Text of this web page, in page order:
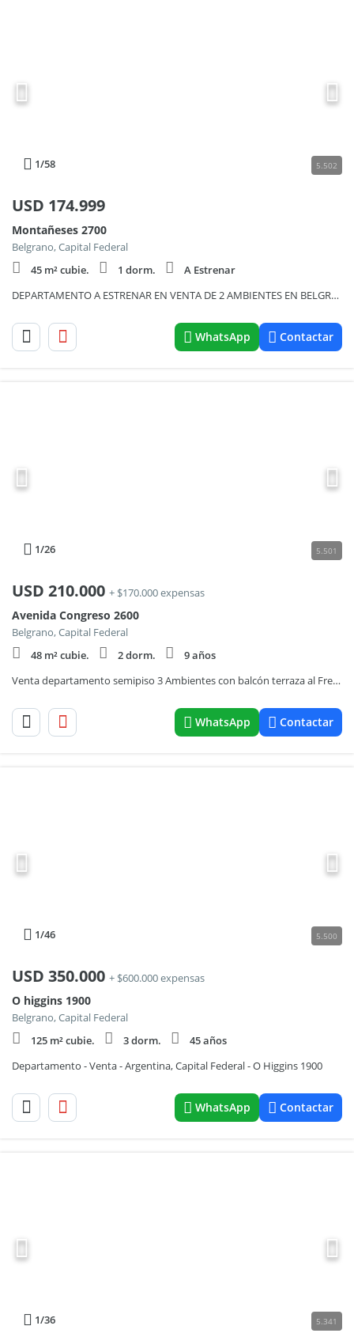
1/58 5.502
USD 174.999
Montañeses 2700
Belgrano, Capital Federal
45 m² cubie.
1 dorm.
A Estrenar
DEPARTAMENTO A ESTRENAR EN VENTA DE 2 AMBIENTES EN BELGRANO AVENIDA LIBERTADOR DE CATEGORIA
WhatsApp Contactar
1/26 5.501
USD 210.000 + $170.000 expensas
Avenida Congreso 2600
Belgrano, Capital Federal
48 m² cubie.
2 dorm.
9 años
Venta departamento semipiso 3 Ambientes con balcón terraza al Frente con Vista Abierta y Piscina
WhatsApp Contactar
1/46 5.500
USD 350.000 + $600.000 expensas
O higgins 1900
Belgrano, Capital Federal
125 m² cubie.
3 dorm.
45 años
Departamento - Venta - Argentina, Capital Federal - O Higgins 1900
WhatsApp Contactar
1/36 5.341